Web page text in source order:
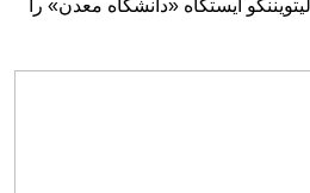
ایستگاه «دانشگاه معدن» را